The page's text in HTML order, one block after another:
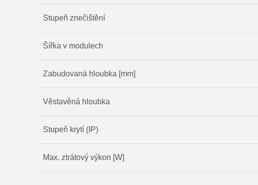
Stupeň znečištění
Šířka v modulech
Zabudovaná hloubka [mm]
Věstavěná hloubka
Stupeň krytí (IP)
Max. ztrátový výkon [W]